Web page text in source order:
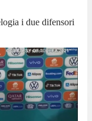
i due difensori